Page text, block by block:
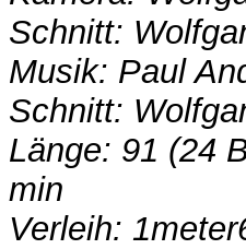
Schnitt:
Musik: Paul
Schnitt:
Länge: 91 (24
min
Verleih: